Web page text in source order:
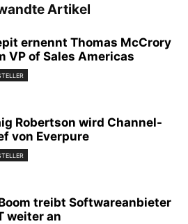
Artikel
ernennt Thomas McCrory
VP of Sales Americas
Robertson wird Channel-
von Everpure
treibt Softwareanbieter
weiter an